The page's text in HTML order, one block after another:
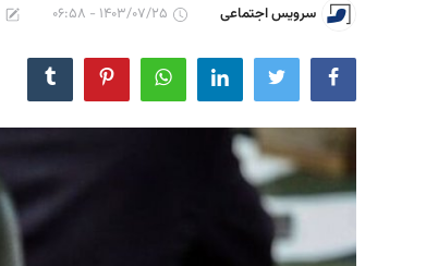
فارسی
سرویس اجتماعی ۱۴۰۳/۰۷/۲۵ - ۰۶:۵۸